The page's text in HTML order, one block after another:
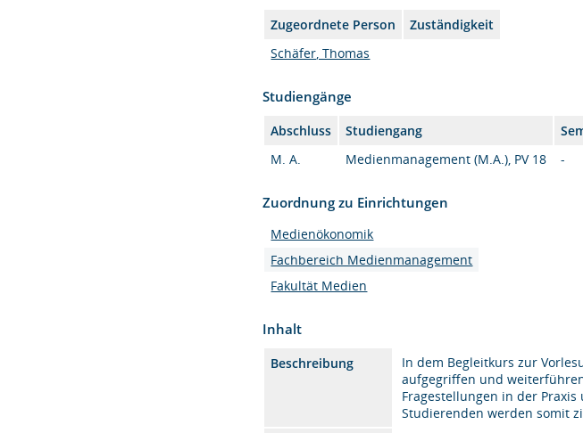
Zugeordnete Person
Zuständigkeit
Schäfer, Thomas
Studiengänge
Abschluss Studiengang
M. A.
Medienmanagement (M.A.), PV 18 -
Zuordnung zu Einrichtungen
Medienökonomik
Fachbereich Medienmanagement
Fakultät Medien
Inhalt
Beschreibung
In dem Begleitkurs zur
aufgegriffen und
Fragestellungen in der
Studierenden werden somit